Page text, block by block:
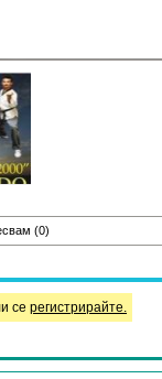
(0)
се регистрирайте.